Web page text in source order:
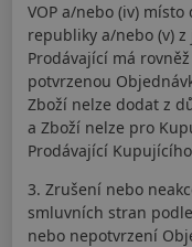
VOP a/nebo (iv)
republiky a/nebo (v)
Prodávající má
potvrzenou
Zboží nelze dodat z
a Zboží nelze pro
Prodávající
3. Zrušení nebo
smluvních stran
nebo nepotvrzení